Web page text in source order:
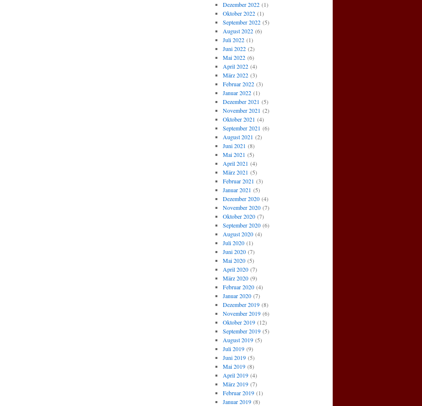
Dezember 2022(1)
Oktober 2022(1)
September 2022(5)
August 2022(6)
Juli 2022(1)
Juni 2022(2)
Mai 2022(6)
April 2022(4)
März 2022(3)
Februar 2022(3)
Januar 2022(1)
Dezember 2021 (5)
November 2021 (2)
Oktober 2021 (4)
September 2021 (6)
August 2021 (2)
Juni 2021 (8)
Mai 2021 (5)
April 2021 (4)
März 2021 (5)
Februar 2021 (3)
Januar 2021 (5)
Dezember 2020(4)
November 2020(7)
Oktober 2020(7)
September 2020(6)
August 2020(4)
Juli 2020(1)
Juni 2020(7)
Mai 2020(5)
April 2020(7)
März 2020(9)
Februar 2020(4)
Januar 2020(7)
Dezember 2019(8)
November 2019(6)
Oktober 2019(12)
September 2019(5)
August 2019(5)
Juli 2019(9)
Juni 2019(5)
Mai 2019(8)
April 2019(4)
März 2019(7)
Februar 2019(1)
Januar 2019(8)